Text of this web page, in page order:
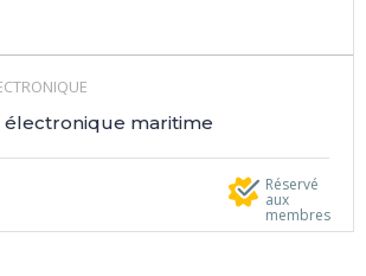
électronique maritime
Réservé
aux
membres